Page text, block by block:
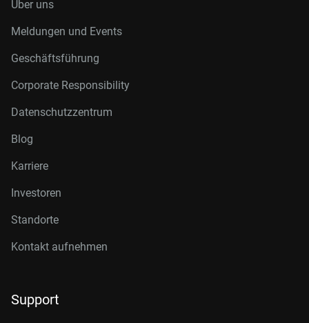
Über uns
Meldungen und Events
Geschäftsführung
Corporate Responsibility
Datenschutzzentrum
Blog
Karriere
Investoren
Standorte
Kontakt aufnehmen
Support